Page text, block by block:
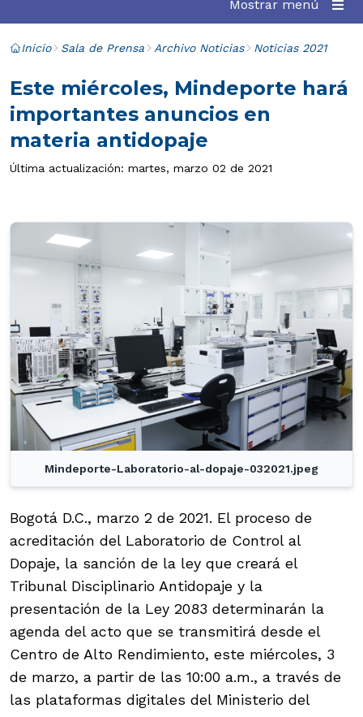
Mostrar menú
Inicio Sala de Prensa Archivo Noticias Noticias 2021
Este miércoles, Mindeporte hará
importantes anuncios en
materia antidopaje
Última actualización: martes, marzo 02 de 2021
Mindeporte-Laboratorio-al-dopaje-032021.jpeg
Bogotá D.C., marzo 2 de 2021. El proceso de
acreditación del Laboratorio de Control al
Dopaje, la sanción de la ley que creará el
Tribunal Disciplinario Antidopaje y la
presentación de la Ley 2083 determinarán la
agenda del acto que se transmitirá desde el
Centro de Alto Rendimiento, este miércoles, 3
de marzo, a partir de las 10:00 a.m., a través de
las plataformas digitales del Ministerio del